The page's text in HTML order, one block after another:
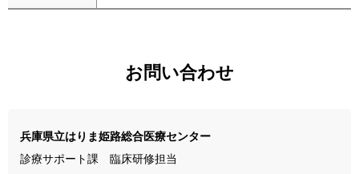
お問い合わせ
兵庫県立はりま姫路総合医療センター
診療サポート課 臨床研修担当